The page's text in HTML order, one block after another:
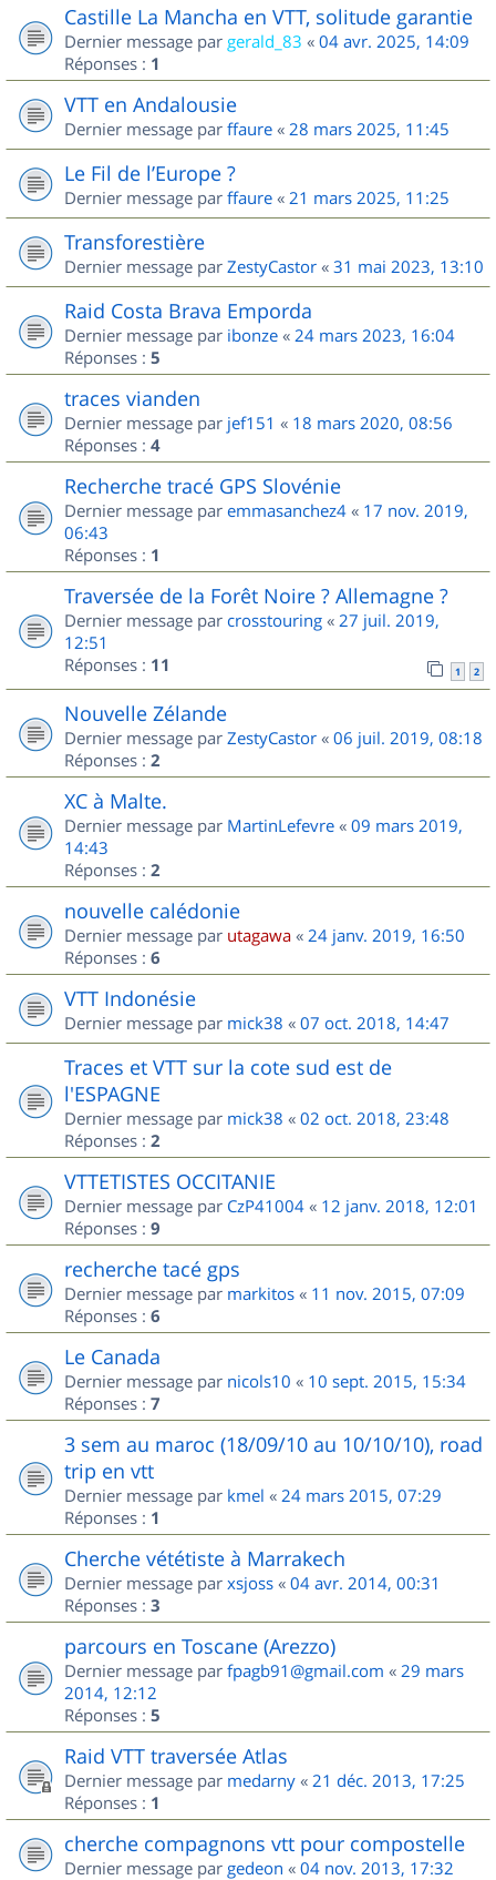
Castille La Mancha en VTT, solitude garantie
Dernier message par gerald_83 « 04 avr. 2025, 14:09
Réponses : 1
VTT en Andalousie
Dernier message par ffaure « 28 mars 2025, 11:45
Le Fil de l’Europe ?
Dernier message par ffaure « 21 mars 2025, 11:25
Transforestière
Dernier message par ZestyCastor « 31 mai 2023, 13:10
Raid Costa Brava Emporda
Dernier message par ibonze « 24 mars 2023, 16:04
Réponses : 5
traces vianden
Dernier message par jef151 « 18 mars 2020, 08:56
Réponses : 4
Recherche tracé GPS Slovénie
Dernier message par emmasanchez4 « 17 nov. 2019,
06:43
Réponses : 1
Traversée de la Forêt Noire ? Allemagne ?
Dernier message par crosstouring « 27 juil. 2019,
12:51
Réponses : 11 1 2
Nouvelle Zélande
Dernier message par ZestyCastor « 06 juil. 2019, 08:18
Réponses : 2
XC à Malte.
Dernier message par MartinLefevre « 09 mars 2019,
14:43
Réponses : 2
nouvelle calédonie
Dernier message par utagawa « 24 janv. 2019, 16:50
Réponses : 6
VTT Indonésie
Dernier message par mick38 « 07 oct. 2018, 14:47
Traces et VTT sur la cote sud est de
l'ESPAGNE
Dernier message par mick38 « 02 oct. 2018, 23:48
Réponses : 2
VTTETISTES OCCITANIE
Dernier message par CzP41004 « 12 janv. 2018, 12:01
Réponses : 9
recherche tacé gps
Dernier message par markitos « 11 nov. 2015, 07:09
Réponses : 6
Le Canada
Dernier message par nicols10 « 10 sept. 2015, 15:34
Réponses : 7
3 sem au maroc (18/09/10 au 10/10/10), road
trip en vtt
Dernier message par kmel « 24 mars 2015, 07:29
Réponses : 1
Cherche vététiste à Marrakech
Dernier message par xsjoss « 04 avr. 2014, 00:31
Réponses : 3
parcours en Toscane (Arezzo)
Dernier message par fpagb91@gmail.com « 29 mars
2014, 12:12
Réponses : 5
Raid VTT traversée Atlas
Dernier message par medarny « 21 déc. 2013, 17:25
Réponses : 1
cherche compagnons vtt pour compostelle
Dernier message par gedeon « 04 nov. 2013, 17:32